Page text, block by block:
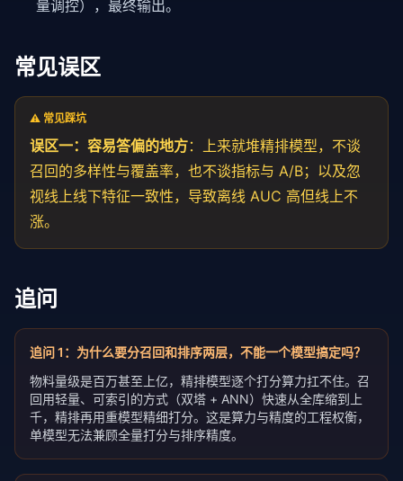
量调控），最终输出。
常见误区
⚠️ 常见踩坑
误区一：容易答偏的地方：上来就堆精排模型，不谈
召回的多样性与覆盖率，也不谈指标与 A/B；以及忽
视线上线下特征一致性，导致离线 AUC 高但线上不
涨。
追问
追问1 ： 为什么要分召回和排序两层，不能一个模型搞定吗？
物料量级是百万甚至上亿，精排模型逐个打分算力扛不住。召
回用轻量、可索引的方式（双塔 + ANN）快速从全库缩到上
千，精排再用重模型精细打分。这是算力与精度的工程权衡，
单模型无法兼顾全量打分与排序精度。